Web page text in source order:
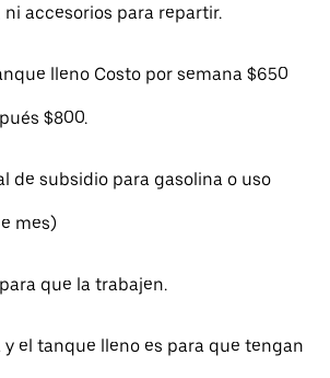
accesorios para repartir.
lleno Costo por semana $650
$800.
de subsidio para gasolina o uso
mes)
que la trabajen.
y el tanque lleno es para que tengan